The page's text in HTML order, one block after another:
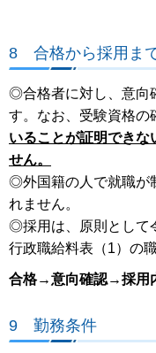
8 合格から採用ま
◎合格者に対し、意向
す。なお、受験資格の
いることが証明できな
せん。
◎外国籍の人で就職が
れません。
◎採用は、原則として
行政職給料表（1）の
合格→意向確認→採用
9 勤務条件